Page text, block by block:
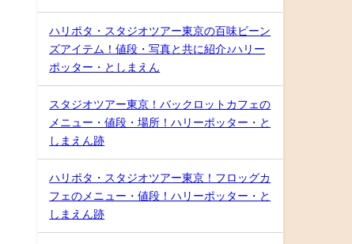
ハリポタ・スタジオツアー東京の百味ビーン
ズアイテム！値段・写真と共に紹介♪ハリー
ポッター・としまえん
スタジオツアー東京！バックロットカフェの
メニュー・値段・場所！ハリーポッター・と
しまえん跡
ハリポタ・スタジオツアー東京！フロッグカ
フェのメニュー・値段！ハリーポッター・と
しまえん跡